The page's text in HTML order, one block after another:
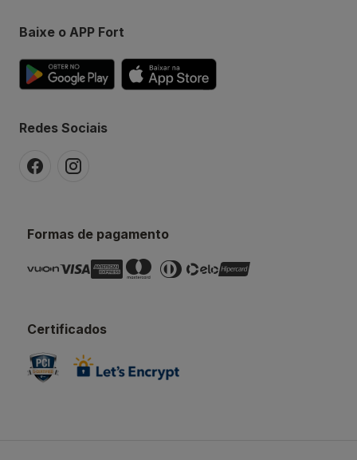
Baixe o APP Fort
Redes Sociais
Formas de pagamento
Certificados